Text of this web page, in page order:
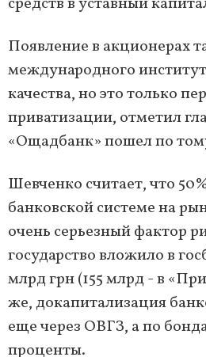
Появление в акционерах
международного
качества, но это только
приватизации, отметил
«Ощадбанк» пошел по
Шевченко считает, что
банковской системе на
очень серьезный фактор
государство вложило в
млрд грн (155 млрд - в
же, докапитализация
еще через ОВГЗ, а по
проценты.